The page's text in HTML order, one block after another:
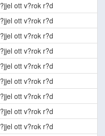
?jjel ott v?rok r?d
?jjel ott v?rok r?d
?jjel ott v?rok r?d
?jjel ott v?rok r?d
?jjel ott v?rok r?d
?jjel ott v?rok r?d
?jjel ott v?rok r?d
?jjel ott v?rok r?d
?jjel ott v?rok r?d